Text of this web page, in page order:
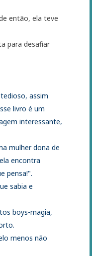
então, ela teve
para desafiar
assim
livro é um
interessante,
mulher dona de
encontra
pensa!".
sabia e
boys-magia,
menos não